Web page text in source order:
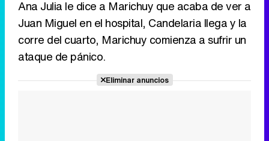
Ana Julia le dice a Marichuy que acaba de ver a
Juan Miguel en el hospital, Candelaria llega y la
corre del cuarto, Marichuy comienza a sufrir un
ataque de pánico.
Eliminar anuncios